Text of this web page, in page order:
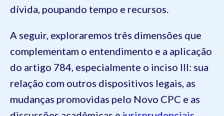
dívida, poupando tempo e recursos.
A seguir, exploraremos três dimensões que
complementam o entendimento e a aplicação
do artigo 784, especialmente o inciso III: sua
relação com outros dispositivos legais, as
mudanças promovidas pelo Novo CPC e as